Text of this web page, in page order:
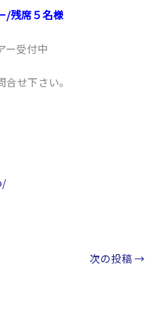
/残席５名様
ー受付中
せ下さい。
次の投稿→